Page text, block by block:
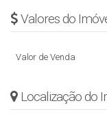
Valores do
Valor de Venda
Localização do